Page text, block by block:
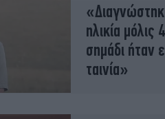
ηλικία
σημάδι ήταν
ταινία»